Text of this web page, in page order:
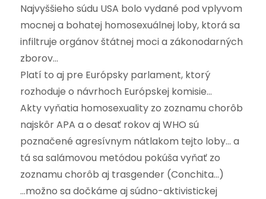
Najvyššieho súdu USA bolo vydané pod vplyvom
mocnej a bohatej homosexuálnej loby, ktorá sa
infiltruje orgánov štátnej moci a zákonodarných
zborov…
Platí to aj pre Európsky parlament, ktorý
rozhoduje o návrhoch Európskej komisie…
Akty vyňatia homosexuality zo zoznamu chorôb
najskôr APA a o desať rokov aj WHO sú
poznačené agresívnym nátlakom tejto loby… a
tá sa salámovou metódou pokúša vyňať zo
zoznamu chorôb aj trasgender (Conchita…)
…možno sa dočkáme aj súdno-aktivistickej